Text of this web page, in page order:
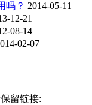
吗？ 2014-05-11
12-21
08-14
02-07
留链接: